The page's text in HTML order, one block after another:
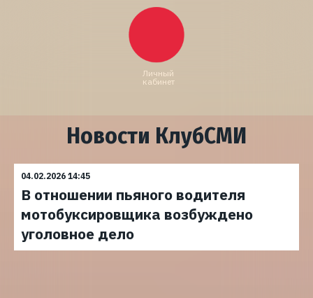
Личный
кабинет
Новости КлубСМИ
04.02.2026 14:45
В отношении пьяного водителя
мотобуксировщика возбуждено
уголовное дело